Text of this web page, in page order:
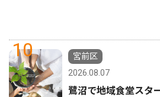
10
宮前区
2026.08.07
鷺沼で地域食堂ス